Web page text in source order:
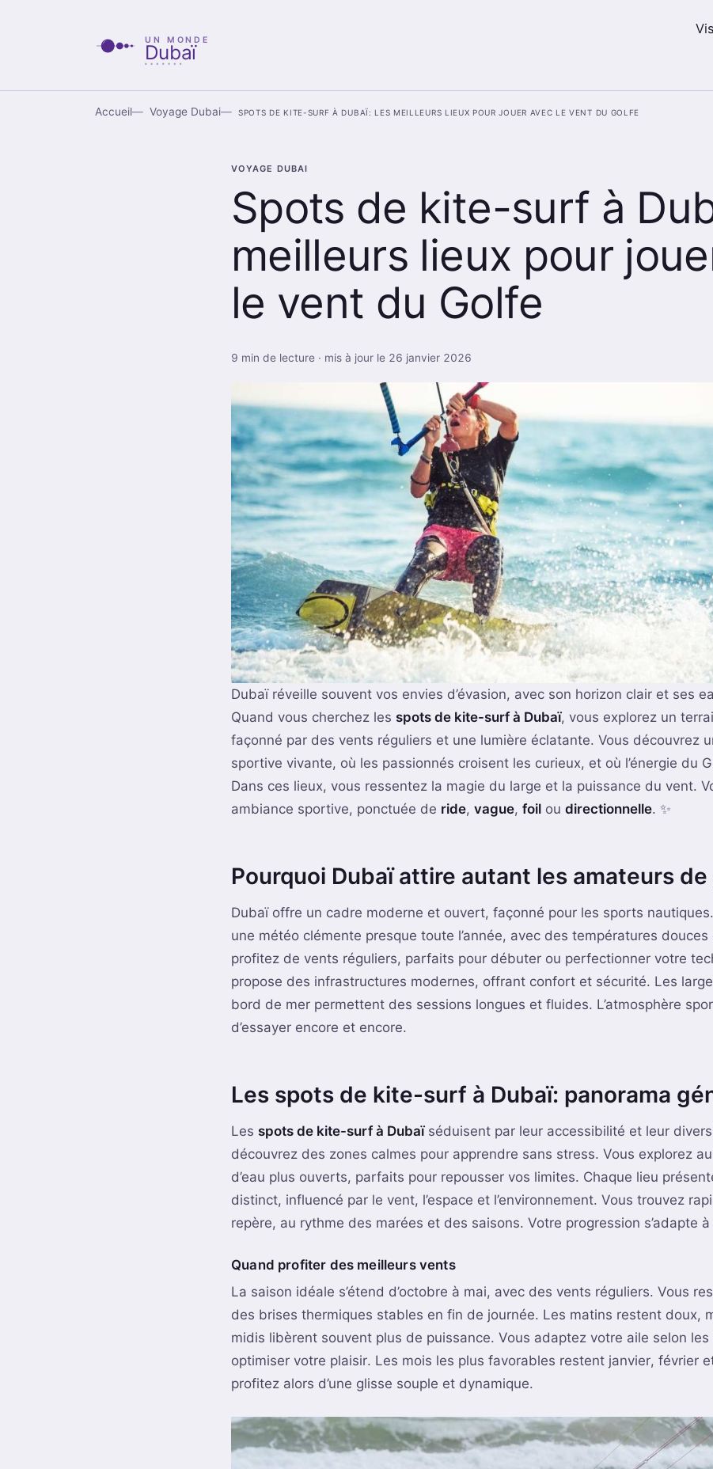
UN MONDE
Dubaï
Accueil Voyage Dubai Spots de kite-surf à Dubaï: les meilleurs lieux pour jouer avec le vent du Golfe
Voyage Dubai
Spots de kite-surf à
meilleurs lieux pour
le vent du Golfe
9 min de lecture · mis à jour le 26 janvier 2026
Dubaï réveille souvent vos envies d’évasion, avec son horizon clair et ses
Quand vous cherchez les spots de kite-surf à Dubaï, vous explorez un
façonné par des vents réguliers et une lumière éclatante. Vous découvrez
sportive vivante, où les passionnés croisent les curieux, et où l’énergie du
Dans ces lieux, vous ressentez la magie du large et la puissance du vent.
ambiance sportive, ponctuée de ride, vague, foil ou directionnelle. ✨
Pourquoi Dubaï attire autant les amateurs
Dubaï offre un cadre moderne et ouvert, façonné pour les sports
une météo clémente presque toute l’année, avec des températures douces
profitez de vents réguliers, parfaits pour débuter ou perfectionner votre
propose des infrastructures modernes, offrant confort et sécurité. Les
bord de mer permettent des sessions longues et fluides. L’atmosphère
d’essayer encore et encore.
Les spots de kite-surf à Dubaï: panorama
Les spots de kite-surf à Dubaïséduisent par leur accessibilité et leur
découvrez des zones calmes pour apprendre sans stress. Vous explorez
d’eau plus ouverts, parfaits pour repousser vos limites. Chaque lieu
distinct, influencé par le vent, l’espace et l’environnement. Vous trouvez
repère, au rythme des marées et des saisons. Votre progression s’adapte
Quand profiter des meilleurs vents
La saison idéale s’étend d’octobre à mai, avec des vents réguliers. Vous
des brises thermiques stables en fin de journée. Les matins restent doux,
midis libèrent souvent plus de puissance. Vous adaptez votre aile selon
optimiser votre plaisir. Les mois les plus favorables restent janvier, février
profitez alors d’une glisse souple et dynamique.